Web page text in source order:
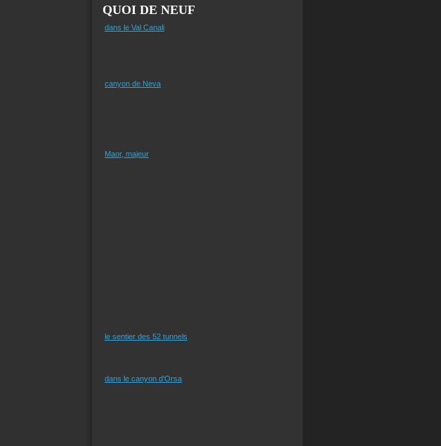
QUOI DE NEUF
dans le Val Canali
canyon de Neva
Maor, majeur
le sentier des 52 tunnels
dans le canyon d'Orsa